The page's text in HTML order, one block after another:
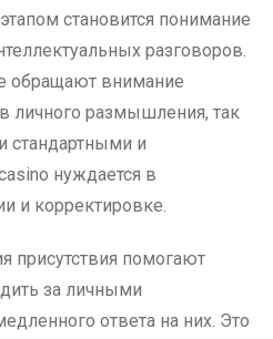
становится понимание
разговоров.
обращают внимание
личного размышления, так
стандартными и
нуждается в
и корректировке.
присутствия помогают
за личными
ответа на них. Это